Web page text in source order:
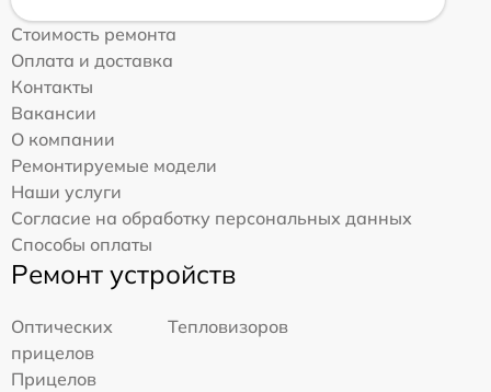
Стоимость ремонта
Оплата и доставка
Контакты
Вакансии
О компании
Ремонтируемые модели
Наши услуги
Согласие на обработку персональных данных
Способы оплаты
Ремонт устройств
Оптических
прицелов
Тепловизоров
Прицелов